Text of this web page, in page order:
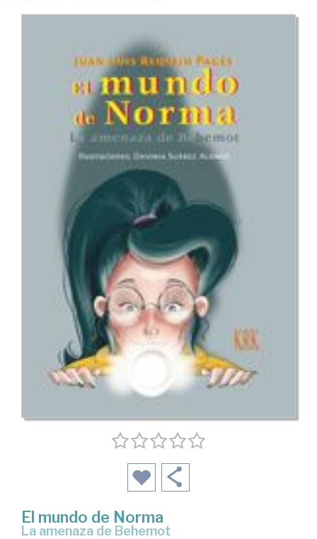
El mundo de Norma
la amenaza de Behemot